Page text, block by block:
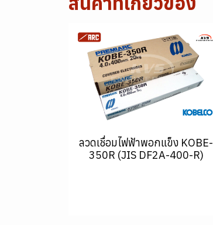
ลวดเชื่อมไฟฟ้าพอกแข็ง KOBE-
350R (JIS DF2A-400-R)